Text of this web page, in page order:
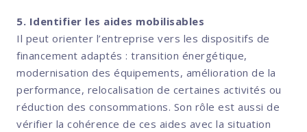
5. Identifier les aides mobilisables
Il peut orienter l’entreprise vers les dispositifs de
financement adaptés : transition énergétique,
modernisation des équipements, amélioration de la
performance, relocalisation de certaines activités ou
réduction des consommations. Son rôle est aussi de
vérifier la cohérence de ces aides avec la situation